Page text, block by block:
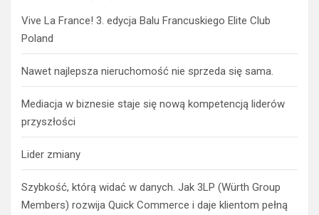
Vive La France! 3. edycja Balu Francuskiego Elite Club
Poland
Nawet najlepsza nieruchomość nie sprzeda się sama.
Mediacja w biznesie staje się nową kompetencją liderów
przyszłości
Lider zmiany
Szybkość, którą widać w danych. Jak 3LP (Würth Group
Members) rozwija Quick Commerce i daje klientom pełną